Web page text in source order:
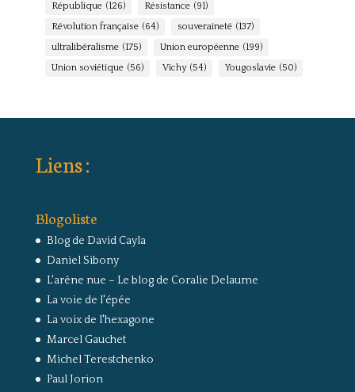
République (126) Résistance (91)
Révolution française (64) souveraineté (137)
ultralibéralisme (175) Union européenne (199)
Union soviétique (56) Vichy (54) Yougoslavie (50)
Liens :
Blogoliste
Blog de David Cayla
Daniel Sibony
L'arêne nue – Le blog de Coralie Delaume
La voie de l'épée
La voix de l'hexagone
Marcel Gauchet
Michel Terestchenko
Paul Jorion